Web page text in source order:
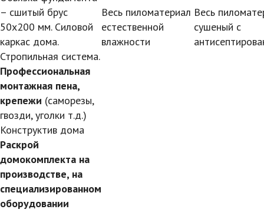
– сшитый брус
50х200 мм. Силовой
каркас дома.
Стропильная система.
Весь пиломатериал
естественной
влажности
Весь
сушеный с
Профессиональная
монтажная пена,
крепежи (саморезы,
гвозди, уголки т.д.)
Конструктив дома
Раскрой
домокомплекта на
производстве, на
специализированном
оборудовании